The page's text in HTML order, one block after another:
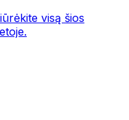
visą šios